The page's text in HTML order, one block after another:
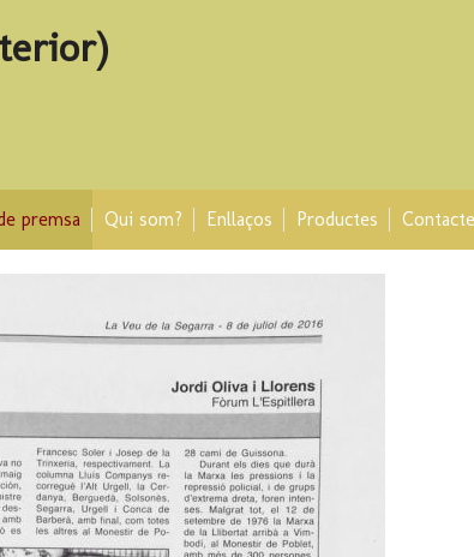
premsa Qui som? Enllaços Productes Contacte